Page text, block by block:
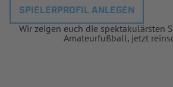
SPIELERPROFIL ANLEGEN
Wir zeigen euch die spektakulärsten
Amateurfußball, jetzt